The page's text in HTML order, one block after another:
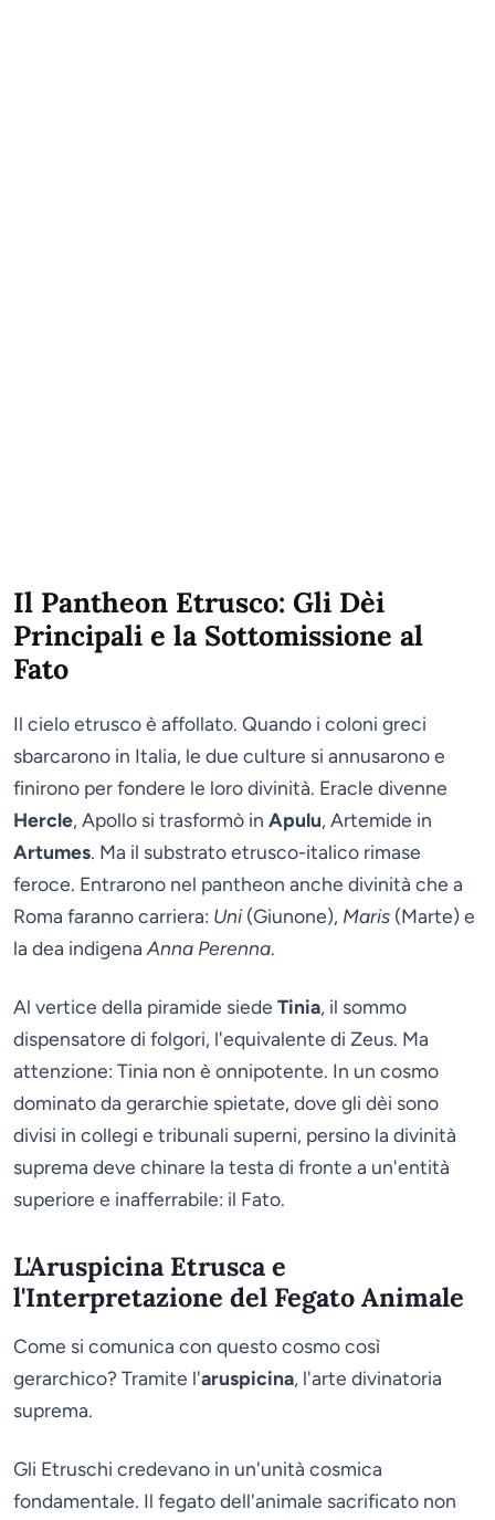
Il Pantheon Etrusco: Gli Dèi
Principali e la Sottomissione al
Fato
Il cielo etrusco è affollato. Quando i coloni greci
sbarcarono in Italia, le due culture si annusarono e
finirono per fondere le loro divinità. Eracle divenne
Hercle, Apollo si trasformò in Apulu, Artemide in
Artumes. Ma il substrato etrusco-italico rimase
feroce. Entrarono nel pantheon anche divinità che a
Roma faranno carriera: Uni (Giunone), Maris (Marte) e
la dea indigenaAnna Perenna.
Al vertice della piramide siede Tinia, il sommo
dispensatore di folgori, l'equivalente di Zeus. Ma
attenzione: Tinia non è onnipotente. In un cosmo
dominato da gerarchie spietate, dove gli dèi sono
divisi in collegi e tribunali superni, persino la divinità
suprema deve chinare la testa di fronte a un'entità
superiore e inafferrabile: il Fato.
L'Aruspicina Etrusca e
l'Interpretazione del Fegato Animale
Come si comunica con questo cosmo così
gerarchico? Tramite l'aruspicina, l'arte divinatoria
suprema.
Gli Etruschi credevano in un'unità cosmica
fondamentale. Il fegato dell'animale sacrificato non